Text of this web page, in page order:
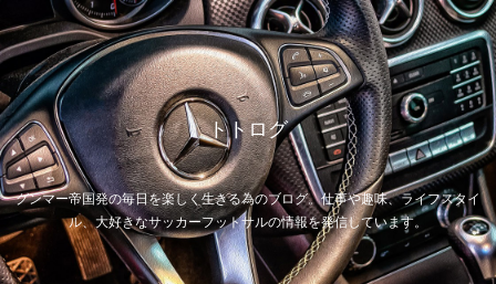
トトログ
グンマー帝国発の毎日を楽しく生きる為のブログ。仕事や趣味、ライフスタイ
ル、大好きなサッカーフットサルの情報を発信しています。